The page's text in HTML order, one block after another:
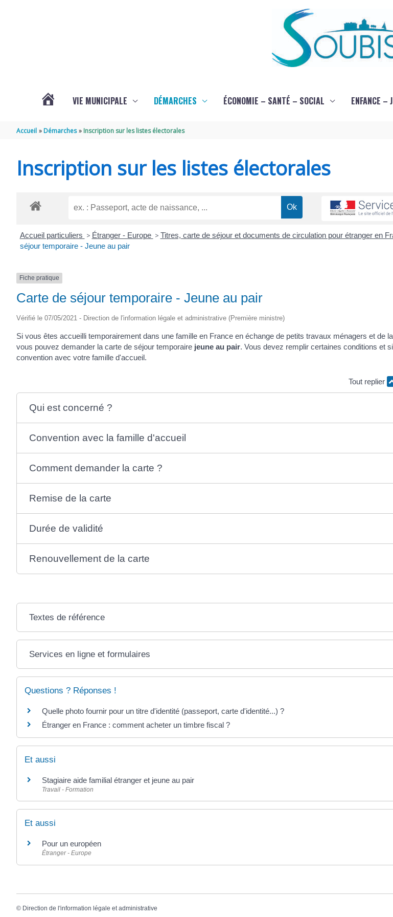
SOUBISE
VIE MUNICIPALE DÉMARCHES ÉCONOMIE – SANTÉ – SOCIAL ENFANCE –
Accueil Démarches Inscription sur les listes électorales
Inscription sur les listes électorales
Accueil particuliers > Étranger - Europe > Titres, carte de séjour et documents de circulation pour étranger en
séjour temporaire - Jeune au pair
Fiche pratique
Carte de séjour temporaire - Jeune au pair
Vérifié le 07/05/2021 - Direction de l'information légale et administrative (Première ministre)
Si vous êtes accueilli temporairement dans une famille en France en échange de petits travaux ménagers et de
vous pouvez demander la carte de séjour temporaire jeune au pair. Vous devez remplir certaines conditions et
convention avec votre famille d'accueil.
Tout replier
Qui est concerné ?
Convention avec la famille d'accueil
Comment demander la carte ?
Remise de la carte
Durée de validité
Renouvellement de la carte
Textes de référence
Services en ligne et formulaires
Questions ? Réponses !
Quelle photo fournir pour un titre d'identité (passeport, carte d'identité...) ?
Étranger en France : comment acheter un timbre fiscal ?
Et aussi
Stagiaire aide familial étranger et jeune au pair
Travail - Formation
Et aussi
Pour un européen
Étranger - Europe
© Direction de l'information légale et administrative